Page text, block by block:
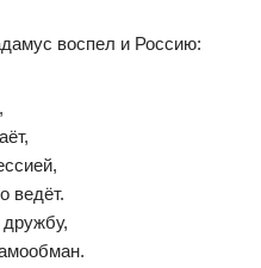
воспел и Россию:
ведёт.